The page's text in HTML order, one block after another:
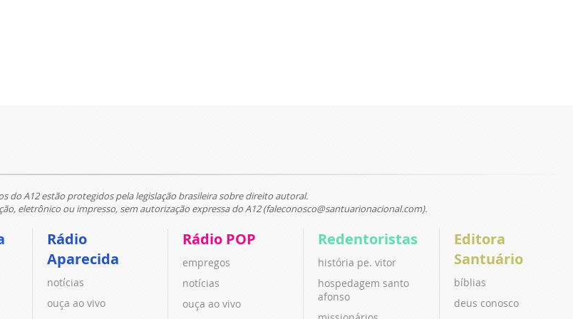
do A12 estão protegidos pela legislação brasileira sobre direito autoral.
eletrônico ou impresso, sem autorização expressa do A12 (faleconosco@santuarionacional.com).
Rádio
Aparecida
notícias
ouça ao vivo
Rádio POP
empregos
notícias
ouça ao vivo
Redentoristas
história pe. vitor
hospedagem santo
afonso
Editora
Santuário
bíblias
deus conosco